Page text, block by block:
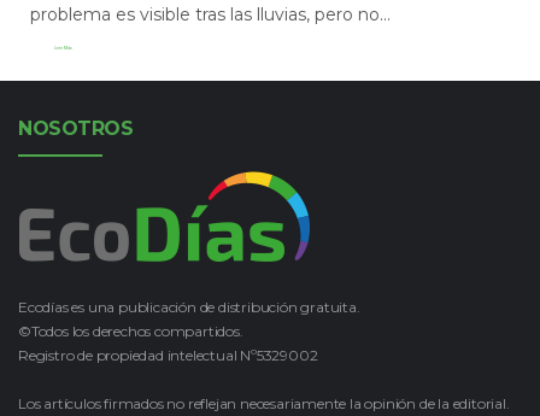
problema es visible tras las lluvias, pero no...
Leer Más
NOSOTROS
Ecodías es una publicación de distribución gratuita.
©Todos los derechos compartidos.
Registro de propiedad intelectual Nº5329002
Los artículos firmados no reflejan necesariamente la opinión de la editorial.